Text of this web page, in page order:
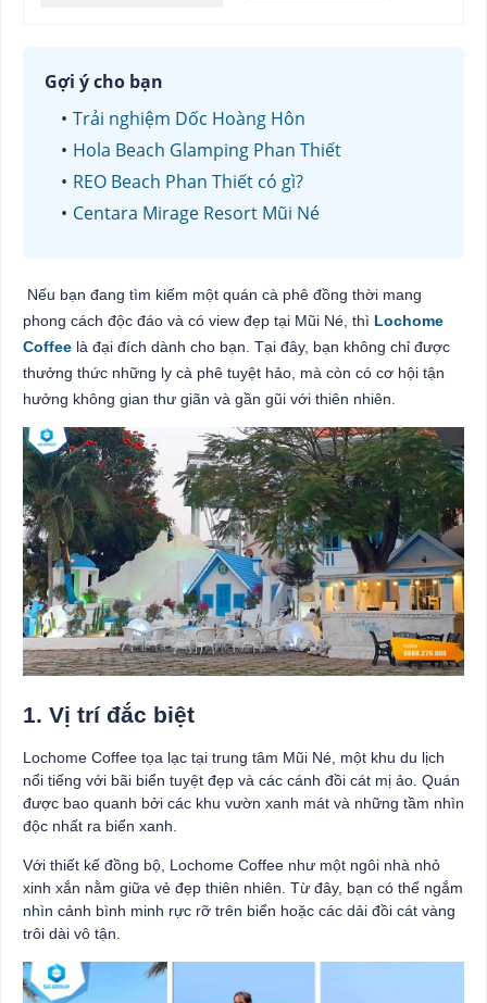
Gợi ý cho bạn
Trải nghiệm Dốc Hoàng Hôn
Hola Beach Glamping Phan Thiết
REO Beach Phan Thiết có gì?
Centara Mirage Resort Mũi Né
Nếu bạn đang tìm kiếm một quán cà phê đồng thời mang
phong cách độc đáo và có view đẹp tại Mũi Né, thì Lochome
Coffee là đại đích dành cho bạn. Tại đây, bạn không chỉ được
thưởng thức những ly cà phê tuyệt hảo, mà còn có cơ hội tận
hưởng không gian thư giãn và gần gũi với thiên nhiên.
1. Vị trí đắc biệt
Lochome Coffee tọa lạc tại trung tâm Mũi Né, một khu du lịch
nổi tiếng với bãi biển tuyệt đẹp và các cánh đồi cát mị ảo. Quán
được bao quanh bởi các khu vườn xanh mát và những tầm nhìn
độc nhất ra biển xanh.
Với thiết kế đồng bộ, Lochome Coffee như một ngôi nhà nhỏ
xinh xắn nằm giữa vẻ đẹp thiên nhiên. Từ đây, bạn có thể ngắm
nhìn cảnh bình minh rực rỡ trên biển hoặc các dải đồi cát vàng
trôi dài vô tận.